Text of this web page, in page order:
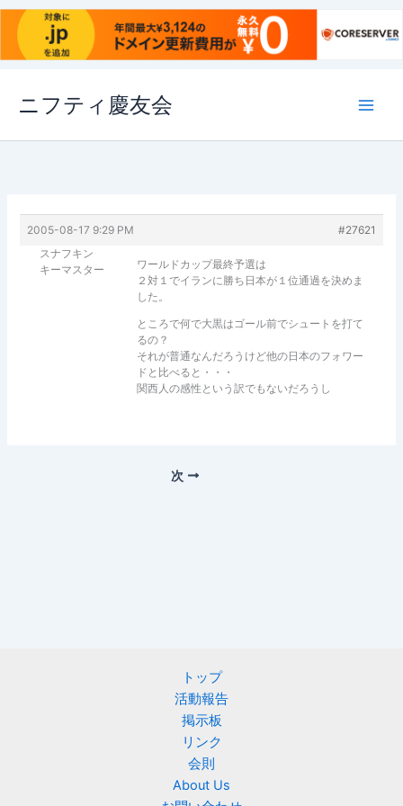
ス
ニフティ慶友会
2005-08-17 9:29 PM
#27621
スナフキン
キーマスター
ワールドカップ最終予選は
２対１でイランに勝ち日本が１位通過を決めま
した。
ところで何で大黒はゴール前でシュートを打て
るの？
それが普通なんだろうけど他の日本のフォワー
ドと比べると・・・
関西人の感性という訳でもないだろうし
次
トップ
活動報告
掲示板
リンク
会則
About Us